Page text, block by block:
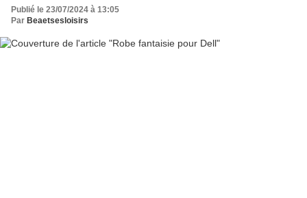
Publié le 23/07/2024 à 13:05
Par Beaetsesloisirs